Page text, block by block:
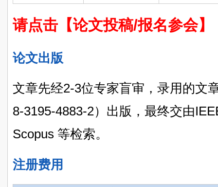
请点击【论文投稿/报名参会】
论文出版
文章先经2-3位专家盲审，录用的文
8-3195-4883-2）出版，最终交由
Scopus 等检索。
注册费用